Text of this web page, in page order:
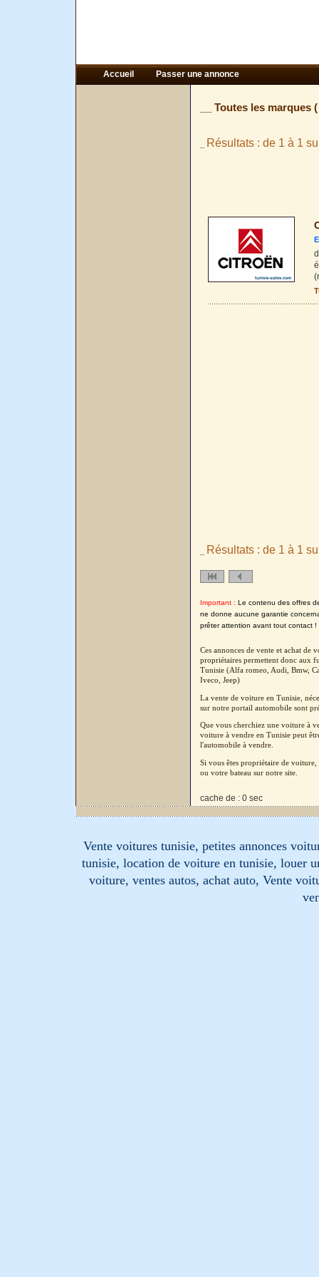
Accueil Passer une annonce
__ Toutes les marques
Résultats : de 1 à 1
Résultats : de 1 à 1
Important : Le contenu des offres
ne donne aucune garantie
prêter attention avant tout contact !
Ces annonces de vente et achat de
propriétaires permettent donc aux
Tunisie (Alfa romeo, Audi, Bmw,
Iveco, Jeep)
La vente de voiture en Tunisie,
sur notre portail automobile sont
Que vous cherchiez une voiture à
voiture à vendre en Tunisie peut
l'automobile à vendre.
Si vous êtes propriétaire de
ou votre bateau sur notre site.
cache de : 0 sec
Vente voitures tunisie, petites annonces
tunisie, location de voiture en tunisie, louer
voiture, ventes autos, achat auto, Vente